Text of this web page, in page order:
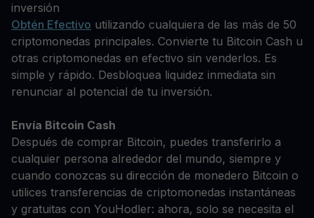
inversión
Obtén Efectivo utilizando cualquiera de las más de 50
criptomonedas principales. Convierte tu Bitcoin Cash u
otras criptomonedas en efectivo sin venderlos. Es
simple y rápido. Desbloquea liquidez inmediata sin
renunciar al potencial de tu inversión.
Envía Bitcoin Cash
Después de comprar Bitcoin, puedes transferirlo a
cualquier persona alrededor del mundo, siempre y
cuando conozcas su dirección de monedero Bitcoin o
utilices transferencias de criptomonedas instantáneas
y gratuitas con YouHodler: ahora, solo se necesita el